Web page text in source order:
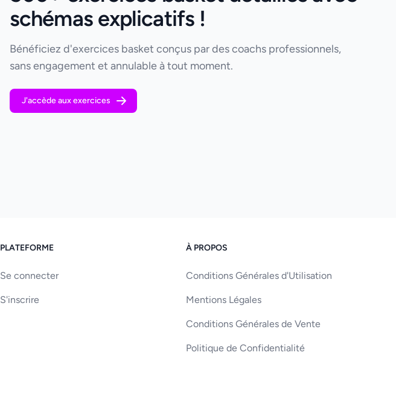
schémas explicatifs !
Bénéficiez d'exercices basket conçus par des coachs professionnels,
sans engagement et annulable à tout moment.
J'accède aux exercices
PLATEFORME
Se connecter
S'inscrire
À PROPOS
Conditions Générales d'Utilisation
Mentions Légales
Conditions Générales de Vente
Politique de Confidentialité